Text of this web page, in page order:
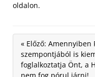
oldalon.
« Előző: Amennyiben
szempontjából is
foglalkoztatja Önt, a